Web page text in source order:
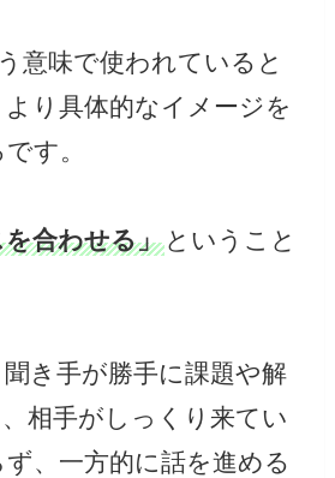
意味で使われていると
り具体的なイメージを
す。
合わせる」 ということ
き手が勝手に課題や解
相手がしっくり来てい
、一方的に話を進める